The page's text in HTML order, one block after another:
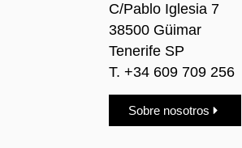
C/Pablo Iglesia 7
38500 Güimar
Tenerife SP
T. +34 609 709 256
Sobre nosotros